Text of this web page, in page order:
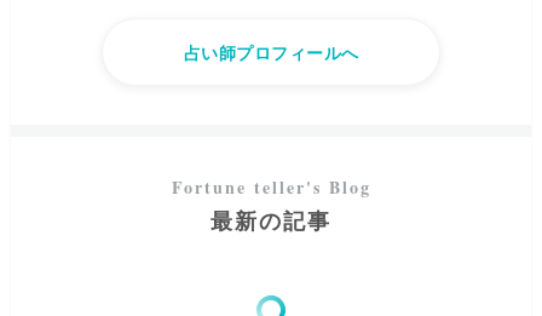
占い師プロフィールへ
最新の記事